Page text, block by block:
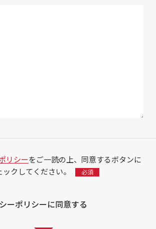
リシーをご一読の上、同意するボタンに
ックしてください。
ーポリシーに同意する